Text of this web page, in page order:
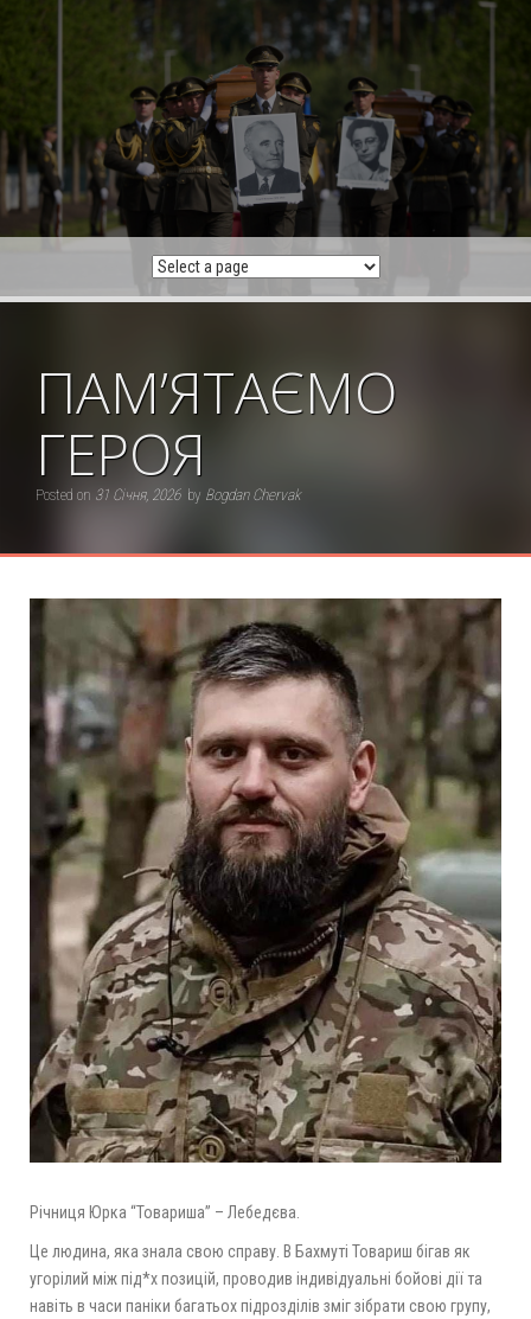
ПАМ’ЯТАЄМО
ГЕРОЯ
Posted on 31 Січня, 2026 by Bogdan Chervak
Річниця Юрка “Товариша” – Лебедєва.
Це людина, яка знала свою справу. В Бахмуті Товариш бігав як
угорілий між під*х позицій, проводив індивідуальні бойові дії та
навіть в часи паніки багатьох підрозділів зміг зібрати свою групу,